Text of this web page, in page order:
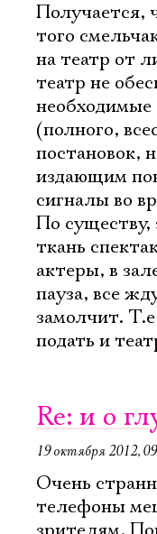
Получается,
того
на театр от
театр не
необходимые
(полного,
постановок,
издающим
сигналы во
По существу,
ткань
актеры, в
пауза, все
замолчит.
подать и
Re: и о
19 октября 2012,
Очень
телефоны